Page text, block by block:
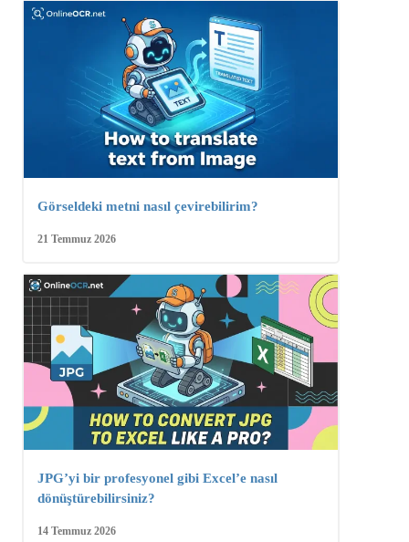
Görseldeki metni nasıl çevirebilirim?
21 Temmuz 2026
JPG’yi bir profesyonel gibi Excel’e nasıl
dönüştürebilirsiniz?
14 Temmuz 2026